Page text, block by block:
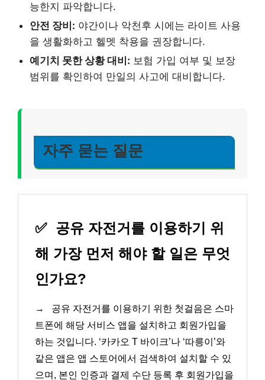
능한지 파악합니다.
안전 장비: 야간이나 악천후 시에는 라이트 사용
을 생활화하고 헬멧 착용을 권장합니다.
예기치 못한 상황 대비: 보험 가입 여부 및 보장
범위를 확인하여 만일의 사고에 대비합니다.
자주 묻는 질문
✅ 공유 자전거를 이용하기 위
해 가장 먼저 해야 할 일은 무엇
인가요?
→
공유 자전거를 이용하기 위한 첫걸음은 스마
트폰에 해당 서비스 앱을 설치하고 회원가입을
하는 것입니다. ‘카카오 T 바이크’나 ‘따릉이’와
같은 앱은 앱 스토어에서 검색하여 설치할 수 있
으며, 본인 인증과 결제 수단 등록 후 회원가입을